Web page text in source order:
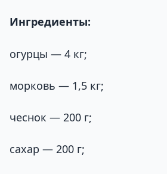
Ингредиенты:
огурцы — 4 кг;
морковь — 1,5 кг;
чеснок — 200 г;
сахар — 200 г;